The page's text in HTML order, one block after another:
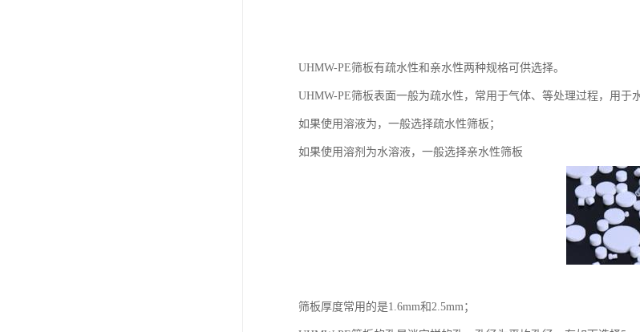
UHMW-PE筛板有疏水性和亲水性两种规格可供选择。
UHMW-PE筛板表面一般为疏水性，常用于气体、等处理过程，用于
如果使用溶液为，一般选择疏水性筛板；
如果使用溶剂为水溶液，一般选择亲水性筛板
筛板厚度常用的是1.6mm和2.5mm；